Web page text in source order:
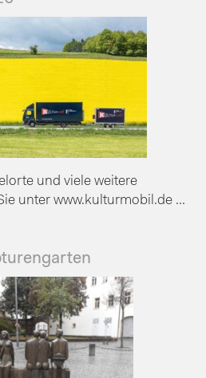
und viele weitere
unter www.kulturmobil.de ...